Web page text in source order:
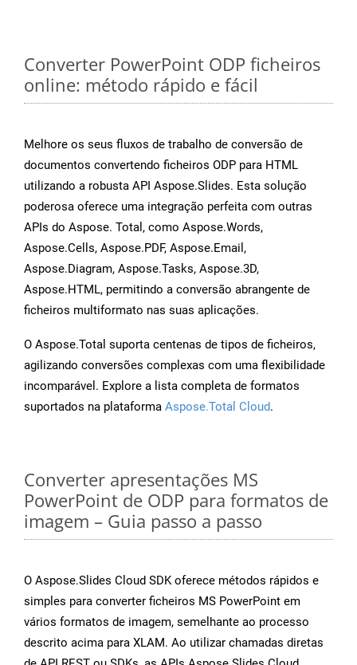
Converter PowerPoint ODP ficheiros
online: método rápido e fácil
Melhore os seus fluxos de trabalho de conversão de
documentos convertendo ficheiros ODP para HTML
utilizando a robusta API Aspose.Slides. Esta solução
poderosa oferece uma integração perfeita com outras
APIs do Aspose. Total, como Aspose.Words,
Aspose.Cells, Aspose.PDF, Aspose.Email,
Aspose.Diagram, Aspose.Tasks, Aspose.3D,
Aspose.HTML, permitindo a conversão abrangente de
ficheiros multiformato nas suas aplicações.
O Aspose.Total suporta centenas de tipos de ficheiros,
agilizando conversões complexas com uma flexibilidade
incomparável. Explore a lista completa de formatos
suportados na plataforma Aspose.Total Cloud.
Converter apresentações MS
PowerPoint de ODP para formatos de
imagem – Guia passo a passo
O Aspose.Slides Cloud SDK oferece métodos rápidos e
simples para converter ficheiros MS PowerPoint em
vários formatos de imagem, semelhante ao processo
descrito acima para XLAM. Ao utilizar chamadas diretas